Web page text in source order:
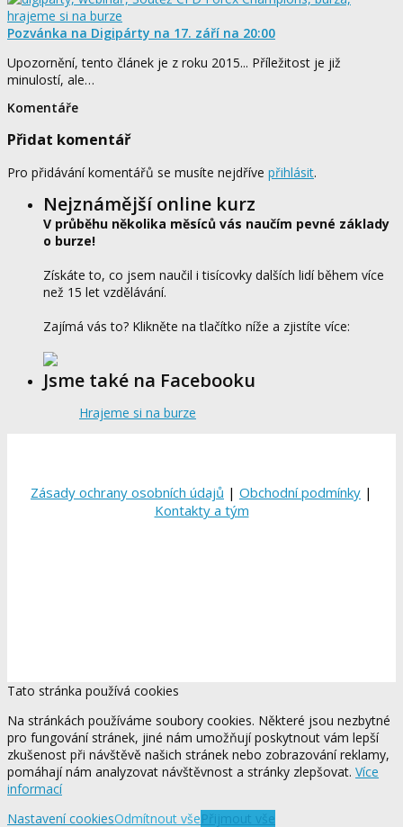
Pozvánka na Digipárty na 17. září na 20:00
Upozornění, tento článek je z roku 2015... Příležitost je již
minulostí, ale…
Komentáře
Přidat komentář
Pro přidávání komentářů se musíte nejdříve přihlásit.
Nejznámější online kurz
V průběhu několika měsíců vás naučím pevné základy
o burze!
Získáte to, co jsem naučil i tisícovky dalších lidí během více
než 15 let vzdělávání.
Zajímá vás to? Klikněte na tlačítko níže a zjistíte více:
Jsme také na Facebooku
Hrajeme si na burze
Zásady ochrany osobních údajů | Obchodní podmínky |
Kontakty a tým
Tato stránka používá cookies
Na stránkách používáme soubory cookies. Některé jsou nezbytné
pro fungování stránek, jiné nám umožňují poskytnout vám lepší
zkušenost při návštěvě našich stránek nebo zobrazování reklamy,
pomáhají nám analyzovat návštěvnost a stránky zlepšovat. Více
informací
Nastavení cookiesOdmítnout všePřijmout vše